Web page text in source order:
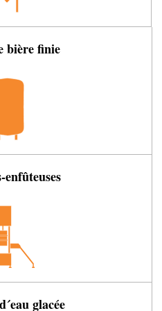
bière finie
enfûteuses
glacée